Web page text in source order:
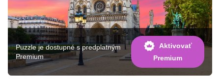
Puzzle je dostupné s predplatným
Premium
Aktivovať
Premium